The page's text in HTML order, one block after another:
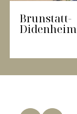
Brunstatt-
Didenheim